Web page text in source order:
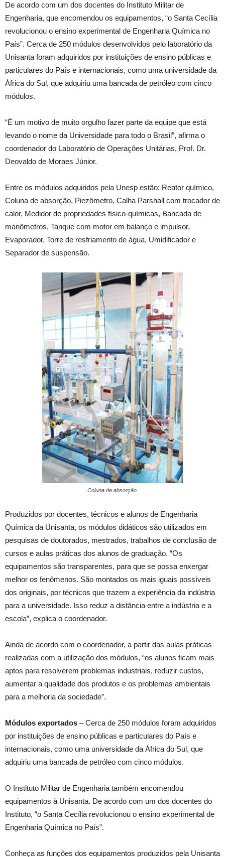
De acordo com um dos docentes do Instituto Militar de
Engenharia, que encomendou os equipamentos, “o Santa Cecília
revolucionou o ensino experimental de Engenharia Química no
País”. Cerca de 250 módulos desenvolvidos pelo laboratório da
Unisanta foram adquiridos por instituições de ensino públicas e
particulares do País e internacionais, como uma universidade da
África do Sul, que adquiriu uma bancada de petróleo com cinco
módulos.
“É um motivo de muito orgulho fazer parte da equipe que está
levando o nome da Universidade para todo o Brasil”, afirma o
coordenador do Laboratório de Operações Unitárias, Prof. Dr.
Deovaldo de Moraes Júnior.
Entre os módulos adquiridos pela Unesp estão: Reator químico,
Coluna de absorção, Piezômetro, Calha Parshall com trocador de
calor, Medidor de propriedades físico-químicas, Bancada de
manômetros, Tanque com motor em balanço e impulsor,
Evaporador, Torre de resfriamento de água, Umidificador e
Separador de suspensão.
Coluna de absorção.
Produzidos por docentes, técnicos e alunos de Engenharia
Química da Unisanta, os módulos didáticos são utilizados em
pesquisas de doutorados, mestrados, trabalhos de conclusão de
cursos e aulas práticas dos alunos de graduação. “Os
equipamentos são transparentes, para que se possa enxergar
melhor os fenômenos. São montados os mais iguais possíveis
dos originais, por técnicos que trazem a experiência da indústria
para a universidade. Isso reduz a distância entre a indústria e a
escola”, explica o coordenador.
Ainda de acordo com o coordenador, a partir das aulas práticas
realizadas com a utilização dos módulos, “os alunos ficam mais
aptos para resolverem problemas industriais, reduzir custos,
aumentar a qualidade dos produtos e os problemas ambientais
para a melhoria da sociedade”.
Módulos exportados – Cerca de 250 módulos foram adquiridos
por instituições de ensino públicas e particulares do País e
internacionais, como uma universidade da África do Sul, que
adquiriu uma bancada de petróleo com cinco módulos.
O Instituto Militar de Engenharia também encomendou
equipamentos à Unisanta. De acordo com um dos docentes do
Instituto, “o Santa Cecília revolucionou o ensino experimental de
Engenharia Química no País”.
Conheça as funções dos equipamentos produzidos pela Unisanta